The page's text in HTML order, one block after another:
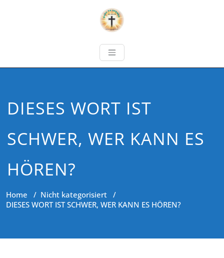
DIESES WORT IST
SCHWER, WER KANN ES
HÖREN?
Home / Nicht kategorisiert /
DIESES WORT IST SCHWER, WER KANN ES HÖREN?